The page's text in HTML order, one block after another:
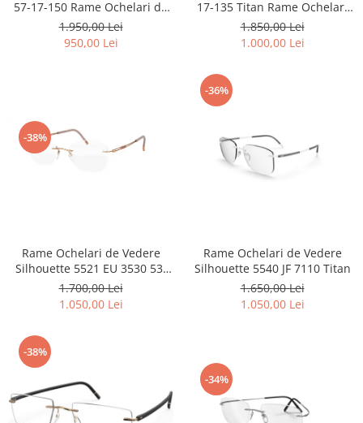
Carbon / Metal
Metal ( Aluminum )
Metal + Plastic
Brand
Ana Hickmann
Cazal
CK
Converse
Dunhill
Emporio Armani
Escada
Furla
57-17-150 Rame Ochelari de
Vedere titanium
1.950,00 Lei
950,00 Lei
17-135 Titan Rame Ochelari
de Vedere
1.850,00 Lei
1.000,00 Lei
-38%
Rame Ochelari de Vedere
Silhouette 5521 EU 3530 53-
19-140 Titan
1.700,00 Lei
1.050,00 Lei
-36%
Rame Ochelari de Vedere
Silhouette 5540 JF 7110 Titan
1.650,00 Lei
1.050,00 Lei
-38%
-34%